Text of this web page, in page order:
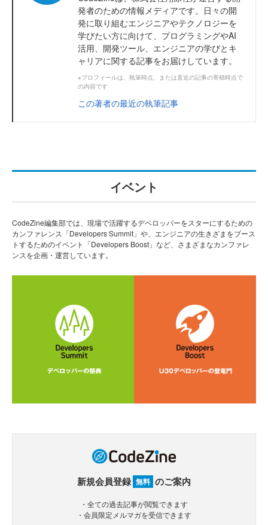
発者のための情報メディアです。日々の開
発に取り組むエンジニアやテクノロジーを
学びたい方に向けて、プログラミングやAI
活用、開発ツール、エンジニアの学びとキ
ャリアに関する記事をお届けしています。
※プロフィールは、執筆時点、または直近の記事の寄稿時点で
の内容です
この著者の最近の執筆記事
イベント
CodeZine編集部では、現場で活躍するデベロッパーをスターにするための
カンファレンス「Developers Summit」や、エンジニアの生きざまをブース
トするためのイベント「Developers Boost」など、さまざまなカンファレ
ンスを企画・運営しています。
新規会員登録 無料 のご案内
・全ての過去記事が閲覧できます
・会員限定メルマガを受信できます